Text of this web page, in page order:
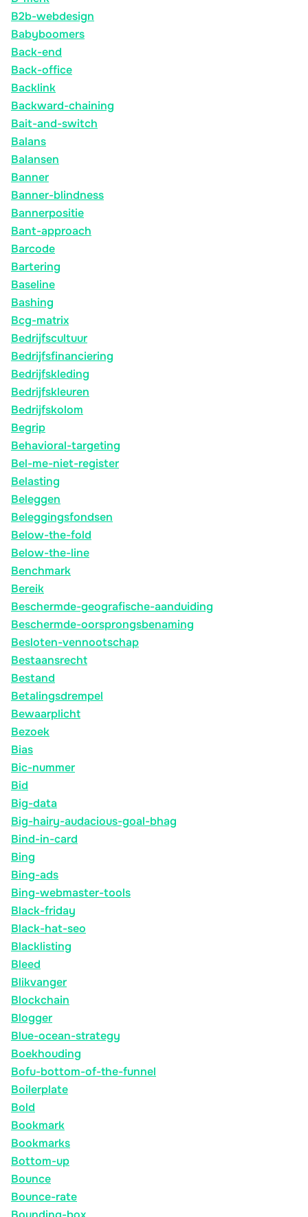
B2b-webdesign
Babyboomers
Back-end
Back-office
Backlink
Backward-chaining
Bait-and-switch
Balans
Balansen
Banner
Banner-blindness
Bannerpositie
Bant-approach
Barcode
Bartering
Baseline
Bashing
Bcg-matrix
Bedrijfscultuur
Bedrijfsfinanciering
Bedrijfskleding
Bedrijfskleuren
Bedrijfskolom
Begrip
Behavioral-targeting
Bel-me-niet-register
Belasting
Beleggen
Beleggingsfondsen
Below-the-fold
Below-the-line
Benchmark
Bereik
Beschermde-geografische-aanduiding
Beschermde-oorsprongsbenaming
Besloten-vennootschap
Bestaansrecht
Bestand
Betalingsdrempel
Bewaarplicht
Bezoek
Bias
Bic-nummer
Bid
Big-data
Big-hairy-audacious-goal-bhag
Bind-in-card
Bing
Bing-ads
Bing-webmaster-tools
Black-friday
Black-hat-seo
Blacklisting
Bleed
Blikvanger
Blockchain
Blogger
Blue-ocean-strategy
Boekhouding
Bofu-bottom-of-the-funnel
Boilerplate
Bold
Bookmark
Bookmarks
Bottom-up
Bounce
Bounce-rate